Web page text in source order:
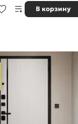
В корзину